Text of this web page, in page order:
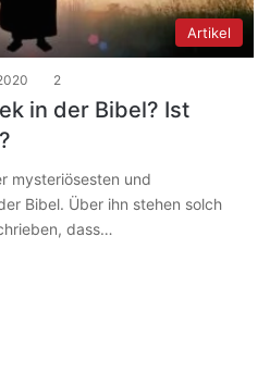
Artikel
2
in der Bibel? Ist
mysteriösesten und
Bibel. Über ihn stehen solch
dass…